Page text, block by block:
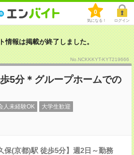
0
気になる！ ログイン
情報は掲載が終了しました。
No.NCKKKYT-KYT219666
5分＊グループホームでの
人未経験OK 大学生歓迎
保(京都)駅 徒歩5分】週2日～勤務